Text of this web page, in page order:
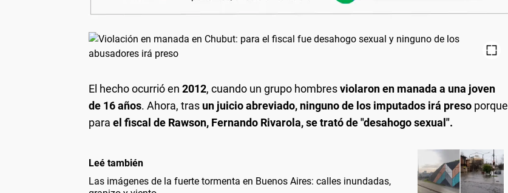
El hecho ocurrió en 2012, cuando un grupo hombresviolaron en manada a una joven
de 16 años. Ahora, tras un juicio abreviado, ninguno de los imputados irá preso porque
para el fiscal de Rawson, Fernando Rivarola, se trató de "desahogo sexual".
Leé también
Las imágenes de la fuerte tormenta en Buenos Aires: calles inundadas,